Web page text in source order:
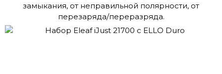
замыкания, от неправильной полярности, от
перезаряда/переразряда.